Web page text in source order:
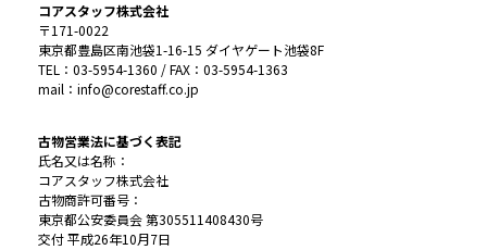
コアスタッフ株式会社
〒171-0022
東京都豊島区南池袋1-16-15 ダイヤゲート池袋8F
TEL：03-5954-1360 / FAX：03-5954-1363
mail：info@corestaff.co.jp
古物営業法に基づく表記
氏名又は名称：
コアスタッフ株式会社
古物商許可番号：
東京都公安委員会 第305511408430号
交付 平成26年10月7日